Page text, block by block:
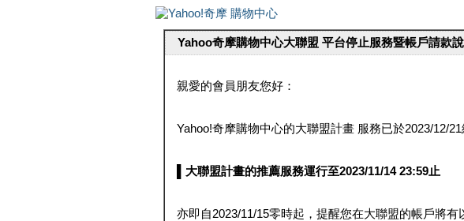
Yahoo奇摩購物中心大聯盟 平台停止服務暨帳戶請款
親愛的會員朋友您好：
Yahoo!奇摩購物中心的大聯盟計畫 服務已於2023/12/21
▌大聯盟計畫的推薦服務運行至2023/11/14 23:59止
亦即自2023/11/15零時起，提醒您在大聯盟的帳戶將有